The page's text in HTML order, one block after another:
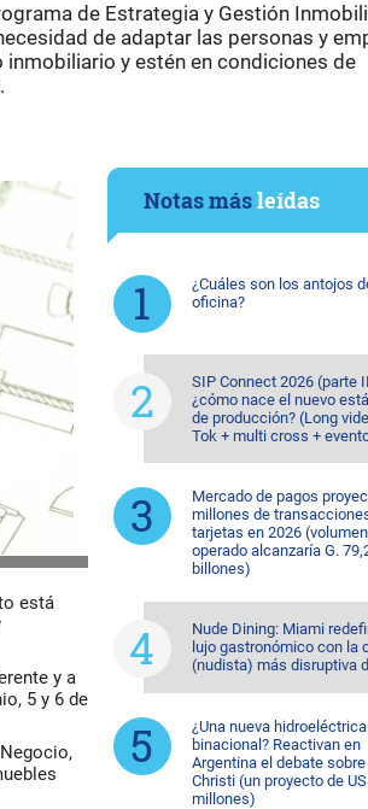
de Estrategia y Gestión
de adaptar las personas y
y estén en condiciones de
está
y a
5 y 6 de
Notas másleídas
¿Cuáles son los antojos
oficina?
SIP Connect 2026 (parte
¿cómo nace el nuevo
de producción? (Long
Tok + multi cross +
Mercado de pagos
millones de
tarjetas en 2026 (volumen
operado alcanzaría G.
billones)
Nude Dining: Miami
lujo gastronómico con la
(nudista) más disruptiva
¿Una nueva hidroeléctrica
binacional? Reactivan en
Argentina el debate
Christi (un proyecto de
millones)